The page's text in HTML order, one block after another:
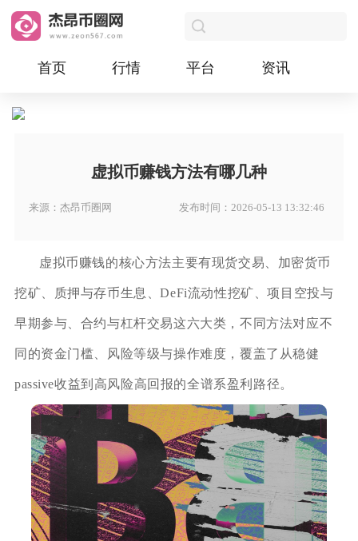
首页 行情 平台 资讯
虚拟币赚钱方法有哪几种
来源：杰昂币圈网 发布时间：2026-05-13 13:32:46
虚拟币赚钱的核心方法主要有现货交易、加密货币
挖矿、质押与存币生息、DeFi流动性挖矿、项目空投与
早期参与、合约与杠杆交易这六大类，不同方法对应不
同的资金门槛、风险等级与操作难度，覆盖了从稳健
passive收益到高风险高回报的全谱系盈利路径。